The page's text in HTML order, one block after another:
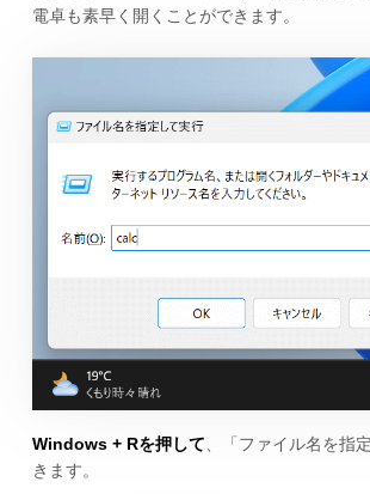
電卓も素早く開くことができます。
Windows + Rを押して 、「ファイル名を指
きます。